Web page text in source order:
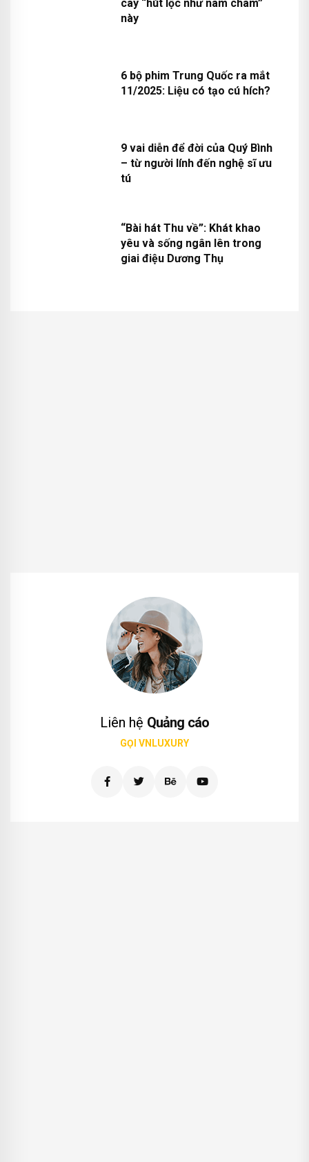
cây “hút lộc như nam châm”
này
6 bộ phim Trung Quốc ra mắt
11/2025: Liệu có tạo cú hích?
9 vai diễn để đời của Quý Bình
– từ người lính đến nghệ sĩ ưu
tú
“Bài hát Thu về”: Khát khao
yêu và sống ngân lên trong
giai điệu Dương Thụ
Liên hệ Quảng cáo
GỌI VNLUXURY